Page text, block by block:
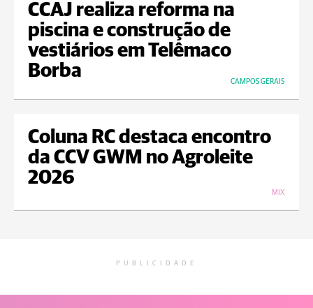
CCAJ realiza reforma na
piscina e construção de
vestiários em Telêmaco
Borba
CAMPOS GERAIS
Coluna RC destaca encontro
da CCV GWM no Agroleite
2026
MIX
PUBLICIDADE